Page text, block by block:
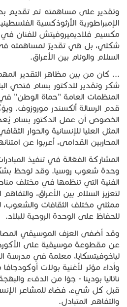
وتقدير على مساهمته تم تقديم
الإمبراطورية الأرثوذكسية
مكسيم فلاديميروفيتش للفنان في
شكلي، بل هي تقديرٌ لمساهمته
السلام والوئام بين الأعراق.
... كان من بين مظاهر التقدير
شكر وتقدير للدكتور بسام فتحي
المنظمات العامة "حماة الوطن"
قدم الرسالة ألكسندر موروزوف.
الخصوص أن عمل الدكتور بسام
المثل العليا للإنسانية والحوار
المحاربين القدامى، أعربوا عن
المشاركة الفعّالة في تنفيذ
وحدة شعوب روسيا. وقد لوحظ
الفنية التي تنظمها في مختلف
لتعزيز السلام بين الأعراق، والتفاهم
ممثلي مختلف الثقافات والشعوب،
للحفاظ على الوحدة الروحية للبلاد.
وقد أضفى العزف الموسيقي
عن مقطوعة موسيقية على
وأداء مؤثر لأغنية بولات
ناتاليا بودينا - جوًا من الدفء
قبل كل شيء، فضاءٌ للمشاعر
والتفاهم المتبادل.